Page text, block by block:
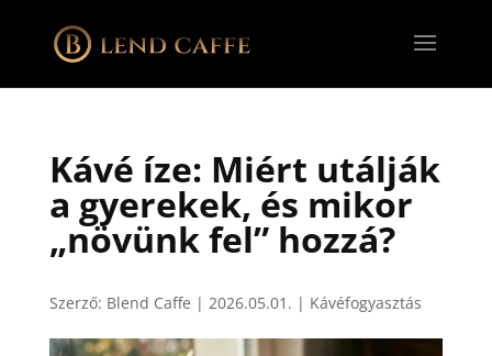
Kávé íze: Miért utálják
a gyerekek, és mikor
„növünk fel” hozzá?
Szerző: Blend Caffe | 2026.05.01. | Kávéfogyasztás